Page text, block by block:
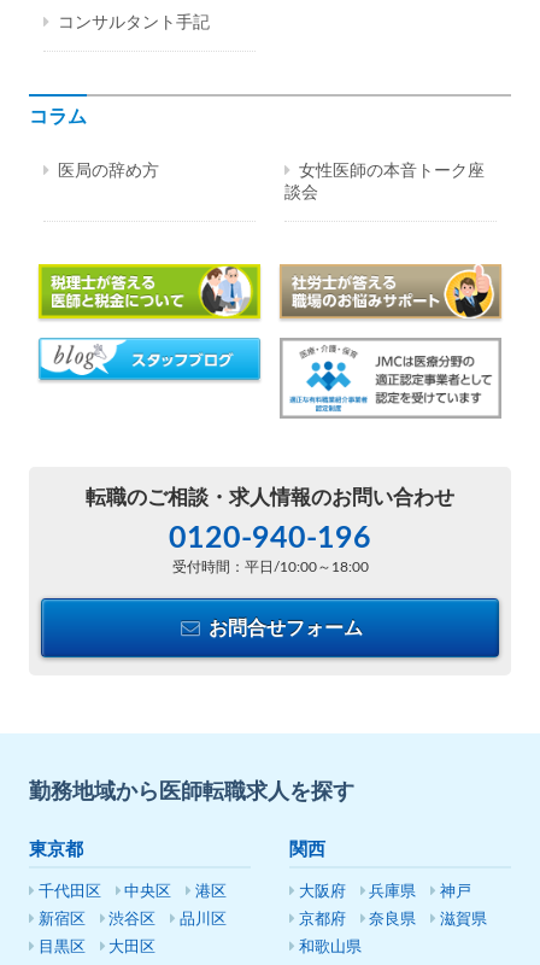
コンサルタント手記
コラム
医局の辞め方
女性医師の本音トーク座
談会
転職のご相談・ 求人情報のお問い合わせ
0120-940-196
受付時間：平日/10:00～18:00
お問合せフォーム
勤務地域から医師転職求人を探す
東京都
千代田区 中央区
港区
新宿区
渋谷区
品川区
目黒区
大田区
関西
大阪府 兵庫県
神戸
京都府
奈良県
滋賀県
和歌山県